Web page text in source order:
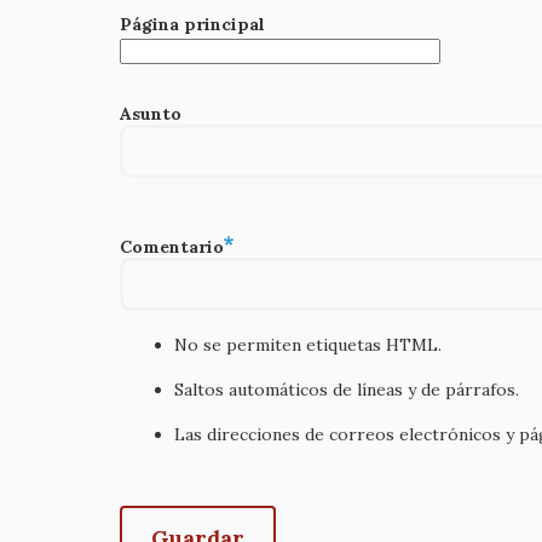
Página principal
Asunto
Comentario
No se permiten etiquetas HTML.
Saltos automáticos de líneas y de párrafos.
Las direcciones de correos electrónicos y